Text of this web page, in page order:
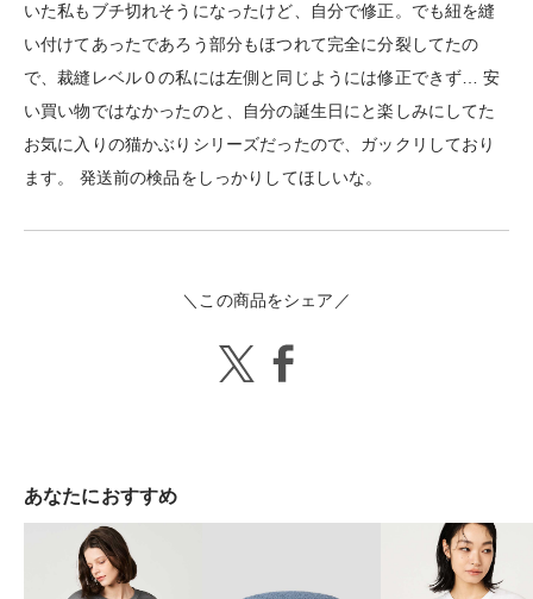
いた私もブチ切れそうになったけど、自分で修正。でも紐を縫
い付けてあったであろう部分もほつれて完全に分裂してたの
で、裁縫レベル０の私には左側と同じようには修正できず… 安
い買い物ではなかったのと、自分の誕生日にと楽しみにしてた
お気に入りの猫かぶりシリーズだったので、ガックリしており
ます。 発送前の検品をしっかりしてほしいな。
＼この商品をシェア／
あなたにおすすめ